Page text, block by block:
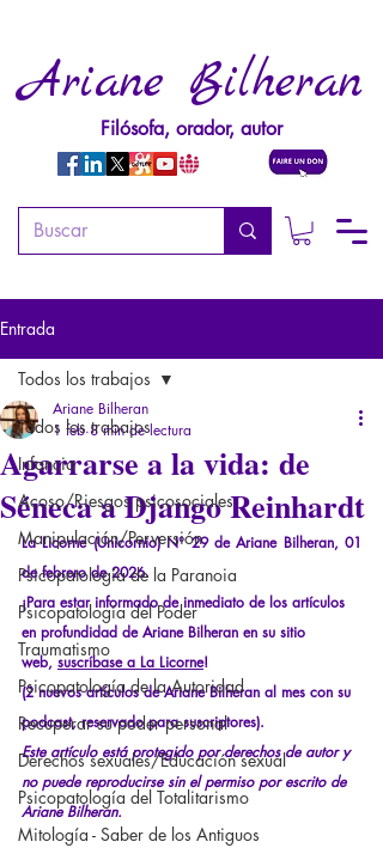
Ariane Bilheran
Filósofa, orador, autor
Entrada
Todos los trabajos
Infancia
Acoso/Riesgos psicosociales
Manipulación/Perversión
Psicopatología de la Paranoia
Psicopatología del Poder
Traumatismo
Psicopatología de la Autoridad
Recuperar su poder personal
Derechos sexuales/Educación sexual
Psicopatología del Totalitarismo
Mitología - Saber de los Antiguos
Todos los trabajos
Agarrarse a la vida: de
Séneca a Django Reinhardt
Ariane Bilheran
1 feb 8 min de lectura
La Licorne (Unicornio) N° 29 de Ariane Bilheran, 01
de febrero de 2026.
¡Para estar informado de inmediato de los artículos
en profundidad de Ariane Bilheran en su sitio
web, suscríbase a La Licorne!
(2 nuevos artículos de Ariane Bilheran al mes con su
podcast, reservado para suscriptores).
Este artículo está protegido por derechos de autor y
no puede reproducirse sin el permiso por escrito de
Ariane Bilheran.